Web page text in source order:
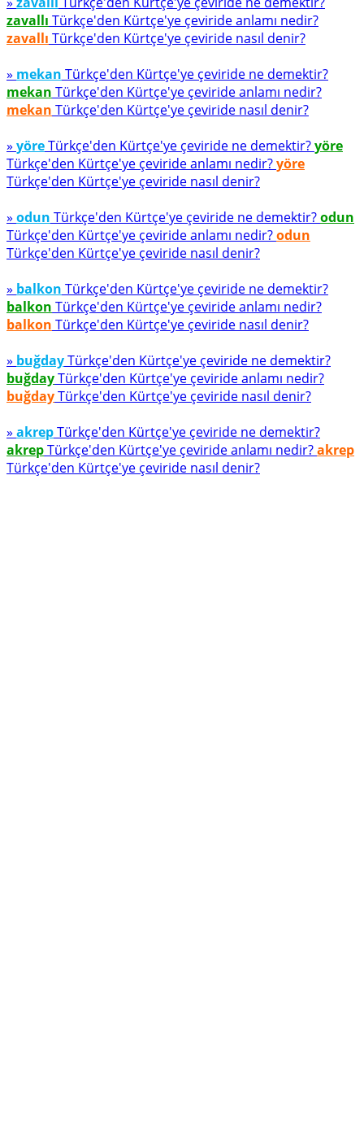
zavallı Türkçe'den Kürtçe'ye çeviride anlamı nedir?
zavallı Türkçe'den Kürtçe'ye çeviride nasıl denir?
» mekan Türkçe'den Kürtçe'ye çeviride ne demektir?
mekan Türkçe'den Kürtçe'ye çeviride anlamı nedir?
mekan Türkçe'den Kürtçe'ye çeviride nasıl denir?
» yöreTürkçe'den Kürtçe'ye çeviride ne demektir?yöre
Türkçe'den Kürtçe'ye çeviride anlamı nedir?yöre
Türkçe'den Kürtçe'ye çeviride nasıl denir?
» odun Türkçe'den Kürtçe'ye çeviride ne demektir?odun
Türkçe'den Kürtçe'ye çeviride anlamı nedir?odun
Türkçe'den Kürtçe'ye çeviride nasıl denir?
» balkon Türkçe'den Kürtçe'ye çeviride ne demektir?
balkon Türkçe'den Kürtçe'ye çeviride anlamı nedir?
balkon Türkçe'den Kürtçe'ye çeviride nasıl denir?
» buğdayTürkçe'den Kürtçe'ye çeviride ne demektir?
buğdayTürkçe'den Kürtçe'ye çeviride anlamı nedir?
buğdayTürkçe'den Kürtçe'ye çeviride nasıl denir?
» akrepTürkçe'den Kürtçe'ye çeviride ne demektir?
akrepTürkçe'den Kürtçe'ye çeviride anlamı nedir?akrep
Türkçe'den Kürtçe'ye çeviride nasıl denir?